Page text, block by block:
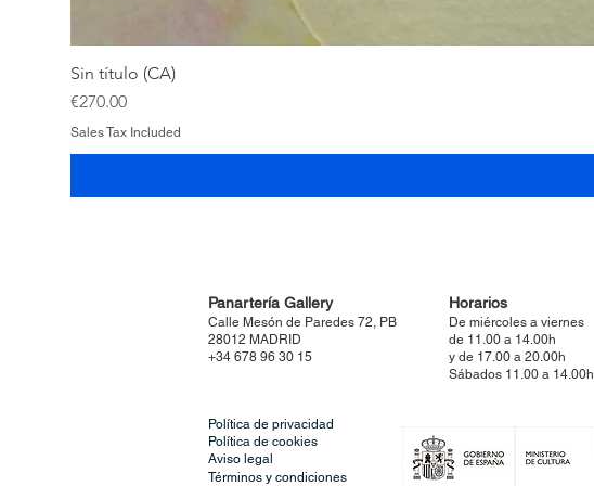
Sin título (CA)
Price
€270.00
Sales Tax Included
Panartería Gallery
Calle Mesón de Paredes 72, PB
28012 MADRID
+34 678 96 30 15
Horarios
De miércoles a viernes
de 11.00 a 14.00h
y de 17.00 a 20.00h
Sábados 11.00 a 14.00h
Política de privacidad
Política de cookies
Aviso legal
Términos y condiciones